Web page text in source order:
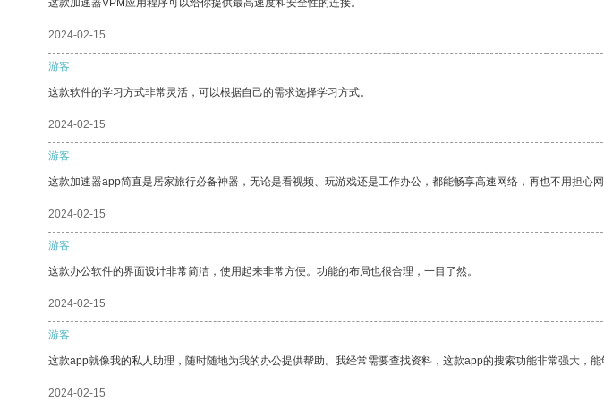
这款加速器VPM应用程序可以给你提供最高速度和安全性的连接。
2024-02-15
游客
这款软件的学习方式非常灵活，可以根据自己的需求选择学习方式。
2024-02-15
游客
这款加速器app简直是居家旅行必备神器，无论是看视频、玩游戏还是工作办公，都能畅享高速网络，再也不用担
2024-02-15
游客
这款办公软件的界面设计非常简洁，使用起来非常方便。功能的布局也很合理，一目了然。
2024-02-15
游客
这款app就像我的私人助理，随时随地为我的办公提供帮助。我经常需要查找资料，这款app的搜索功能非常强大，能
2024-02-15